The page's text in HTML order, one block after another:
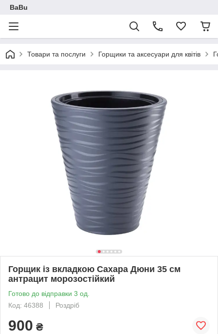
BaBu
Товари та послуги Горщики та аксесуари для квітів
Горщик із вкладкою Сахара Дюни 35 см
антрацит морозостійкий
Готово до відправки 3 од.
Код: 46388
Роздріб
900 ₴